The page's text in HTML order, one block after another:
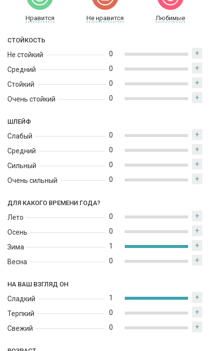
Нравится Не нравится Любимые
СТОЙКОСТЬ
Не стойкий
Средний
Стойкий
Очень стойкий
0 +
0 +
0 +
0 +
ШЛЕЙФ
Слабый
Средний
Сильный
Очень сильный
0 +
0 +
0 +
0 +
ДЛЯ КАКОГО ВРЕМЕНИ ГОДА?
Лето
Осень
Зима
Весна
0 +
0 +
1 +
0 +
НА ВАШ ВЗГЛЯД ОН
Сладкий
Терпкий
Свежий
1 +
0 +
0 +